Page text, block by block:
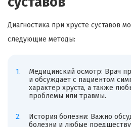
Диагностика при хрусте суставов
следующие методы:
Медицинский осмотр: Врач
и обсуждает с пациентом
характер хруста, а также
проблемы или травмы.
История болезни: Важно
болезни и любые